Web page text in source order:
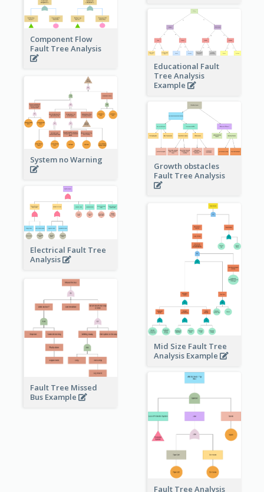
Component Flow
Fault Tree Analysis
Educational Fault
Tree Analysis
Example
System no Warning
Growth obstacles
Fault Tree Analysis
Electrical Fault Tree
Analysis
Mid Size Fault Tree
Analysis Example
Fault Tree Missed
Bus Example
Fault Tree Analysis